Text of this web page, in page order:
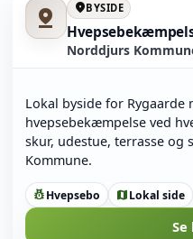
pin_drop location_onBYSIDE
Norddjurs
Lokal byside for Rygaarde
hvepsebekæmpelse ved
skur, udestue, terrasse og
Kommune.
pest_controlHvepsebo mapLokal side
Se